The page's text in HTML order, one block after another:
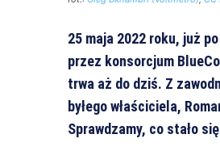
25 maja 2022 roku, już
przez konsorcjum
trwa aż do dziś. Z
byłego właściciela,
Sprawdzamy, co stało